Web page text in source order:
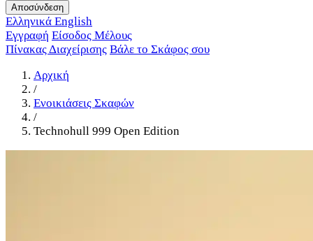
Αποσύνδεση
Ελληνικά English
Εγγραφή Είσοδος Μέλους
Πίνακας Διαχείρισης Βάλε το Σκάφος σου
Αρχική
/
Ενοικιάσεις Σκαφών
/
Technohull 999 Open Edition